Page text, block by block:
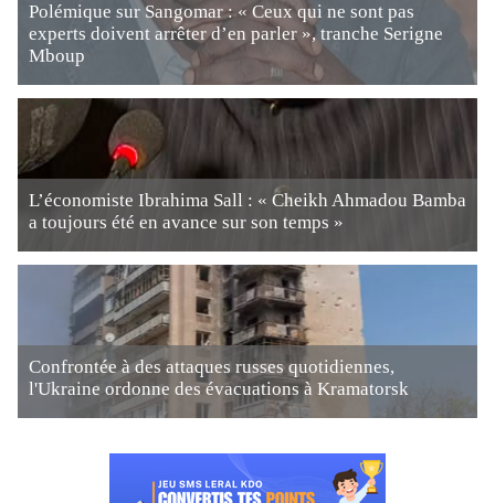
Polémique sur Sangomar : « Ceux qui ne sont pas
experts doivent arrêter d’en parler », tranche Serigne
Mboup
L’économiste Ibrahima Sall : « Cheikh Ahmadou Bamba
a toujours été en avance sur son temps »
Confrontée à des attaques russes quotidiennes,
l'Ukraine ordonne des évacuations à Kramatorsk